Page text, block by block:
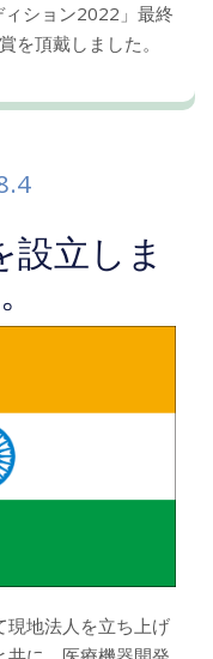
ィション2022」最終
を頂戴しました。
設立しま
現地法人を立ち上げ